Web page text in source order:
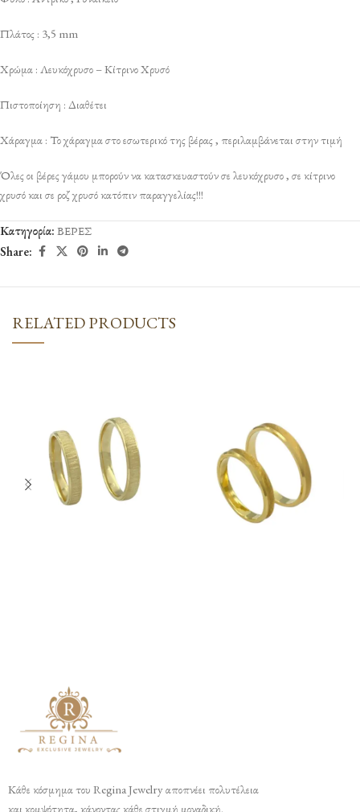
Πλάτος : 3,5 mm
Χρώμα : Λευκόχρυσο – Κίτρινο Χρυσό
Πιστοποίηση : Διαθέτει
Χάραγμα : Το χάραγμα στο εσωτερικό της βέρας , περιλαμβάνεται στην τιμή
Όλες οι βέρες γάμου μπορούν να κατασκευαστούν σε λευκόχρυσο , σε κίτρινο
χρυσό και σε ροζ χρυσό κατόπιν παραγγελίας!!!
Κατηγορία: ΒΕΡΕΣ
Share:
RELATED PRODUCTS
Κάθε κόσμημα του Regina Jewelry αποπνέει πολυτέλεια
και κομψότητα, κάνοντας κάθε στιγμή μοναδική.